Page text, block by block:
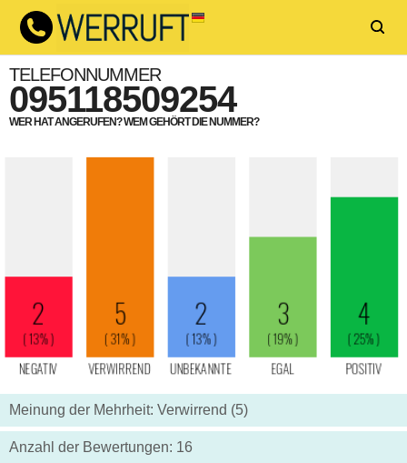
TELEFONNUMMER
095118509254
WER HAT ANGERUFEN? WEM GEHÖRT DIE NUMMER?
Meinung der Mehrheit: Verwirrend (5)
Anzahl der Bewertungen: 16